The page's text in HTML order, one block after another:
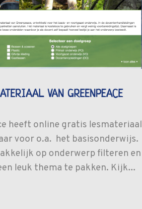
VAN GREENPEACE
heeft online gratis lesmateriaal
voor o.a. het basisonderwijs.
op onderwerp filteren en
leuk thema te pakken. Kijk...